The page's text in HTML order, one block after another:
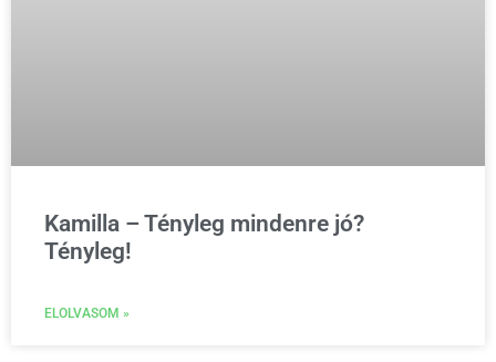
Kamilla – Tényleg mindenre jó?
Tényleg!
ELOLVASOM »